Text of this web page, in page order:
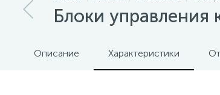
Блоки
Описание Характеристики